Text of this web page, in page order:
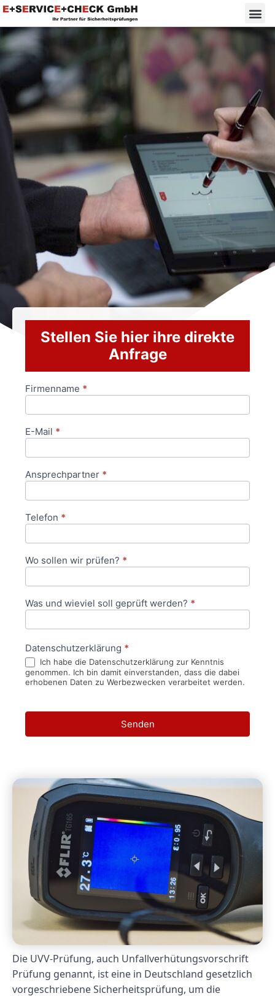
Stellen Sie hier ihre direkte
Anfrage
Anfrageformular
Firmenname *
E-Mail *
Ansprechpartner *
Telefon *
Wo sollen wir prüfen? *
Was und wieviel soll geprüft werden? *
Datenschutzerklärung *
Ich habe die Datenschutzerklärung zur Kenntnis
genommen. Ich bin damit einverstanden, dass die dabei
erhobenen Daten zu Werbezwecken verarbeitet werden.
Senden
Die UVV-Prüfung, auch Unfallverhütungsvorschrift
Prüfung genannt, ist eine in Deutschland gesetzlich
vorgeschriebene Sicherheitsprüfung, um die